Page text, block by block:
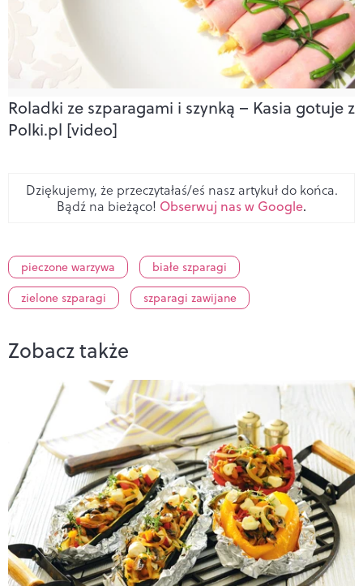
Roladki ze szparagami i szynką – Kasia gotuje z
Polki.pl [video]
Dziękujemy, że przeczytałaś/eś nasz artykuł do końca.
Bądź na bieżąco! Obserwuj nas w Google.
pieczone warzywa
białe szparagi
zielone szparagi
szparagi zawijane
Zobacz także